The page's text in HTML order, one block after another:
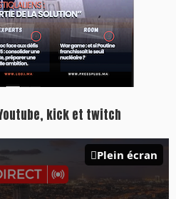
Youtube, kick et twitch
Plein écran